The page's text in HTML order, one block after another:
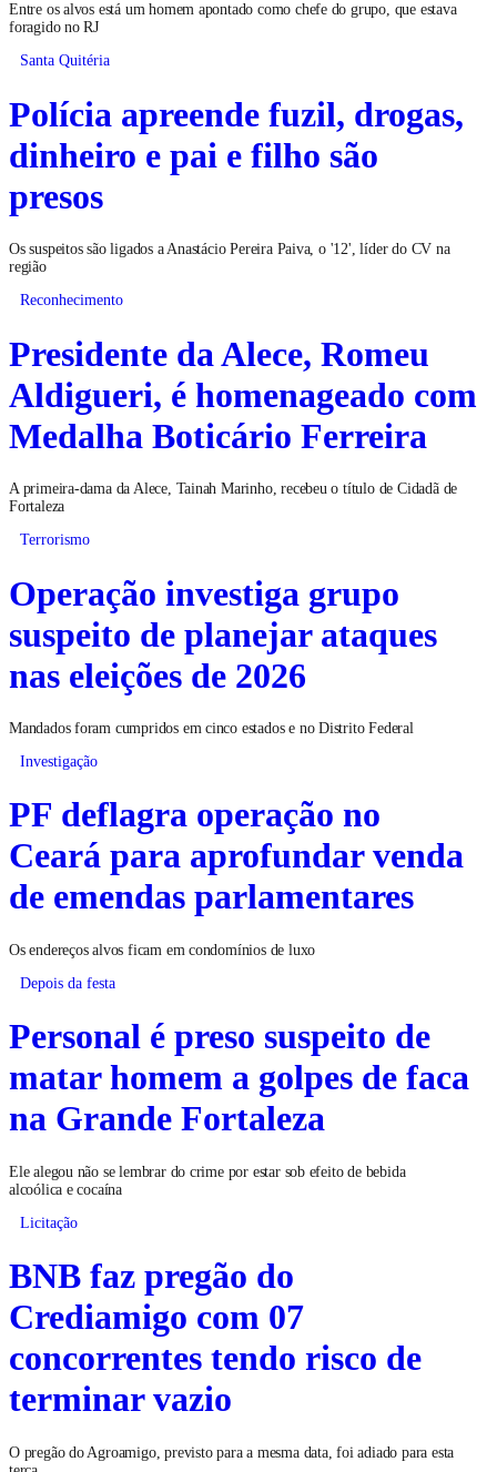
Entre os alvos está um homem apontado como chefe do grupo, que estava
foragido no RJ
Santa Quitéria
Polícia apreende fuzil, drogas,
dinheiro e pai e filho são
presos
Os suspeitos são ligados a Anastácio Pereira Paiva, o '12', líder do CV na
região
Reconhecimento
Presidente da Alece, Romeu
Aldigueri, é homenageado com
Medalha Boticário Ferreira
A primeira-dama da Alece, Tainah Marinho, recebeu o título de Cidadã de
Fortaleza
Terrorismo
Operação investiga grupo
suspeito de planejar ataques
nas eleições de 2026
Mandados foram cumpridos em cinco estados e no Distrito Federal
Investigação
PF deflagra operação no
Ceará para aprofundar venda
de emendas parlamentares
Os endereços alvos ficam em condomínios de luxo
Depois da festa
Personal é preso suspeito de
matar homem a golpes de faca
na Grande Fortaleza
Ele alegou não se lembrar do crime por estar sob efeito de bebida
alcoólica e cocaína
Licitação
BNB faz pregão do
Crediamigo com 07
concorrentes tendo risco de
terminar vazio
O pregão do Agroamigo, previsto para a mesma data, foi adiado para esta